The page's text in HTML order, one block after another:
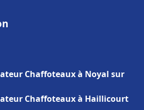
Chaffoteaux à Noyal sur
Chaffoteaux à Haillicourt